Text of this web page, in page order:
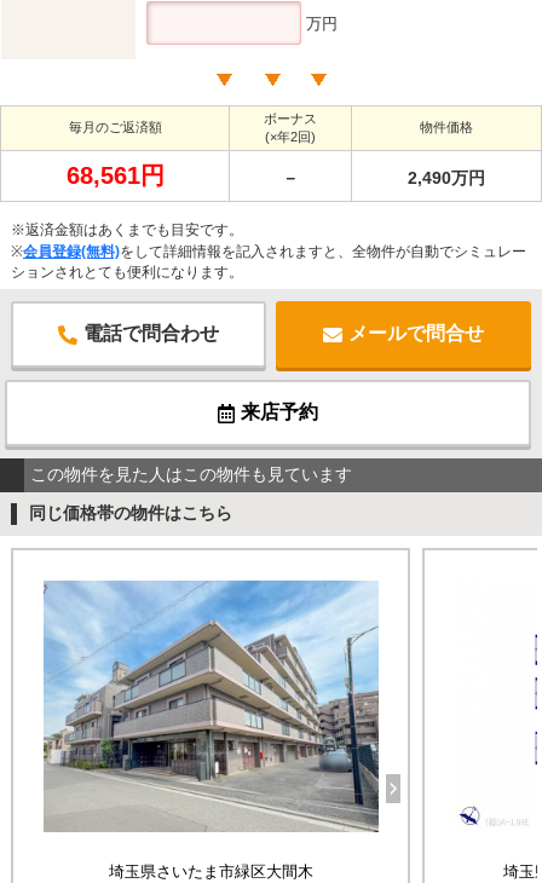
万円
毎月のご返済額
ボーナス
(×年2回)
物件価格
68,561円 － 2,490万円
※返済金額はあくまでも目安です。
※会員登録(無料)をして詳細情報を記入されますと、全物件が自動でシミュレー
ションされとても便利になります。
電話で問合わせ メールで問合せ
来店予約
この物件を見た人はこの物件も見ています
同じ価格帯の物件はこちら
埼玉県さいたま市緑区大間木 埼玉